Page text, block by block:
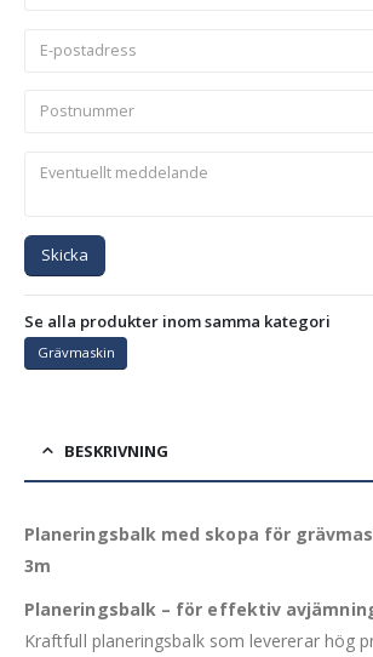
Skicka
Se alla produkter inom samma kategori
Grävmaskin
BESKRIVNING
Planeringsbalk med skopa för
3m
Planeringsbalk – för effektiv
Kraftfull planeringsbalk som levererar hög